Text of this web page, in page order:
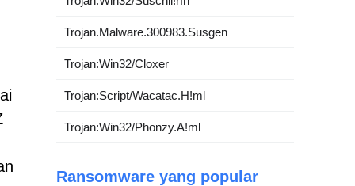
Trojan.Malware.300983.Susgen
Trojan:Win32/Cloxer
Trojan:Script/Wacatac.H!ml
Trojan:Win32/Phonzy.A!ml
Ransomware yang popular